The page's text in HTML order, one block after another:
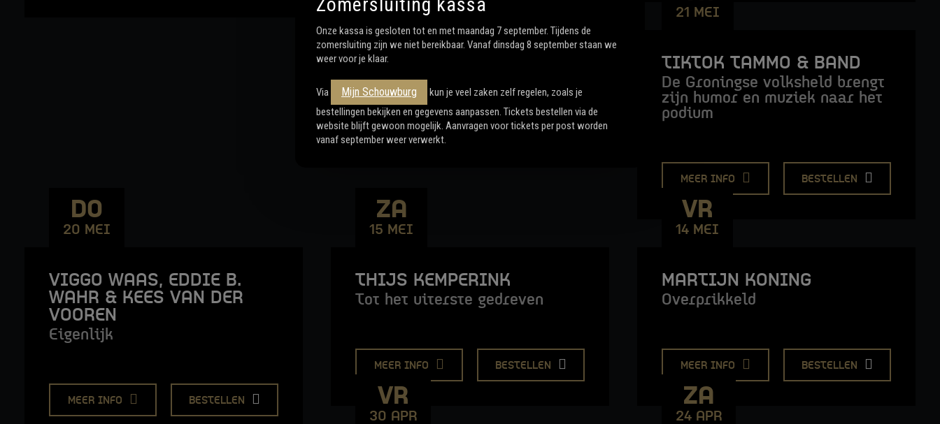
Onze kassa is gesloten tot en met maandag 7 september. Tijdens de
zomersluiting zijn we niet bereikbaar. Vanaf dinsdag 8 september staan we
weer voor je klaar.
Via Mijn Schouwburg
kun je veel zaken zelf regelen, zoals je
bestellingen bekijken en gegevens aanpassen. Tickets bestellen via de
website blijft gewoon mogelijk. Aanvragen voor tickets per post worden
vanaf september weer verwerkt.
21 MEI
TIKTOK TAMMO & BAND
De Groningse volksheld brengt
zijn humor en muziek naar het
podium
MEER INFO BESTELLEN
DO
20 MEI
VIGGO WAAS, EDDIE B.
WAHR & KEES VAN DER
VOOREN
Eigenlijk
MEER INFO BESTELLEN
ZA
15 MEI
THIJS KEMPERINK
Tot het uiterste gedreven
MEER INFO BESTELLEN
VR
14 MEI
MARTIJN KONING
Overprikkeld
MEER INFO BESTELLEN
VR
30 APR
ZA
24 APR